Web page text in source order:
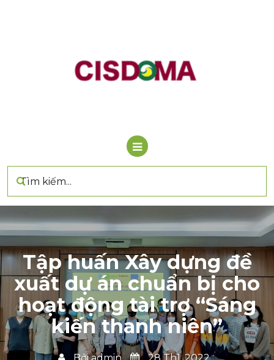
Tập huấn Xây dựng đề
xuất dự án chuẩn bị cho
hoạt động tài trợ “Sáng
kiến thanh niên”